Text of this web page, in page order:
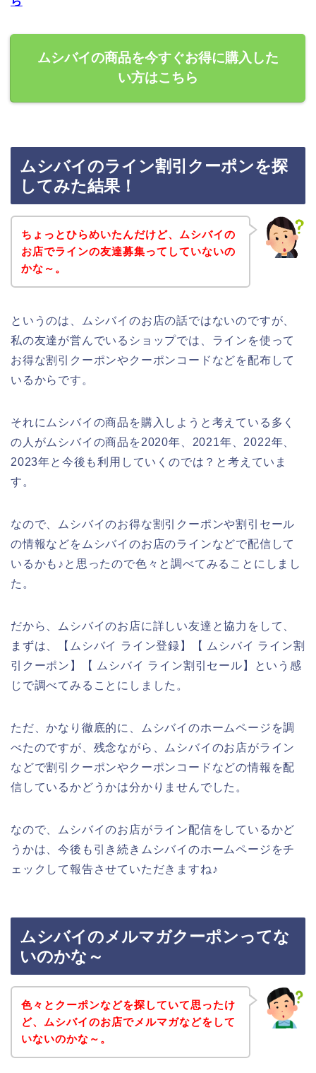
ムシバイの商品を今すぐお得に購入した
い方はこちら
ムシバイのライン割引クーポンを探
してみた結果！
ちょっとひらめいたんだけど、ムシバイの
お店でラインの友達募集ってしていないの
かな～。
というのは、ムシバイのお店の話ではないのですが、
私の友達が営んでいるショップでは、ラインを使って
お得な割引クーポンやクーポンコードなどを配布して
いるからです。
それにムシバイの商品を購入しようと考えている多く
の人がムシバイの商品を2020年、2021年、2022年、
2023年と今後も利用していくのでは？と考えていま
す。
なので、ムシバイのお得な割引クーポンや割引セール
の情報などをムシバイのお店のラインなどで配信して
いるかも♪と思ったので色々と調べてみることにしまし
た。
だから、ムシバイのお店に詳しい友達と協力をして、
まずは、【ムシバイ ライン登録】【 ムシバイ ライン割
引クーポン】【 ムシバイ ライン割引セール】という感
じで調べてみることにしました。
ただ、かなり徹底的に、ムシバイのホームページを調
べたのですが、残念ながら、ムシバイのお店がライン
などで割引クーポンやクーポンコードなどの情報を配
信しているかどうかは分かりませんでした。
なので、ムシバイのお店がライン配信をしているかど
うかは、今後も引き続きムシバイのホームページをチ
ェックして報告させていただきますね♪
ムシバイのメルマガクーポンってな
いのかな～
色々とクーポンなどを探していて思ったけ
ど、ムシバイのお店でメルマガなどをして
いないのかな～。